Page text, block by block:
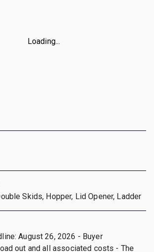
Loading...
Skids, Hopper, Lid Opener, Ladder
August 26, 2026 - Buyer
out and all associated costs - The